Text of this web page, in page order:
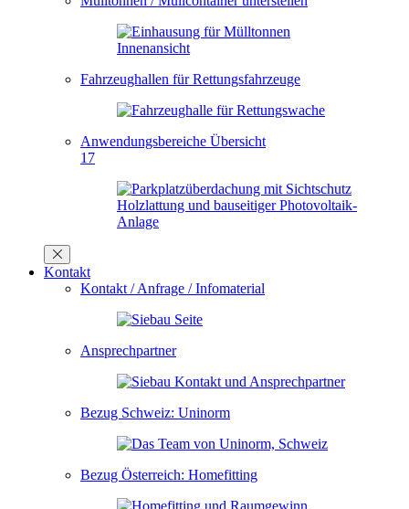
Fahrzeughallen für Rettungsfahrzeuge
Anwendungsbereiche Übersicht
17
Kontakt
Kontakt / Anfrage / Infomaterial
Ansprechpartner
Bezug Schweiz: Uninorm
Bezug Österreich: Homefitting